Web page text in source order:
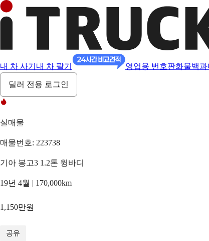
내 차 사기 내 차 팔기 영업용 번호판화물백과
딜러 전용 로그인
실매물
매물번호: 223738
기아 봉고3 1.2톤 윙바디
19년 4월 | 170,000km
1,150만원
공유
/20